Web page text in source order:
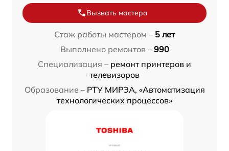
Вызвать мастера
Стаж работы мастером – 5 лет
Выполнено ремонтов – 990
Специализация – ремонт принтеров и
телевизоров
Образование – РТУ МИРЭА, «Автоматизация
технологических процессов»